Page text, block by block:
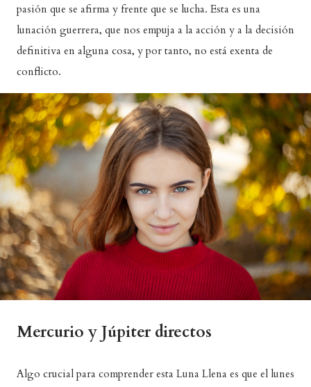
pasión que se afirma y frente que se lucha. Esta es una
lunación guerrera, que nos empuja a la acción y a la decisión
definitiva en alguna cosa, y por tanto, no está exenta de
conflicto.
Mercurio y Júpiter directos
Algo crucial para comprender esta Luna Llena es que el lunes